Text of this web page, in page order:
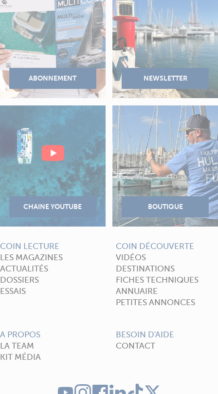
COIN LECTURE
LES MAGAZINES
ACTUALITÉS
DOSSIERS
ESSAIS
COIN DÉCOUVERTE
VIDÉOS
DESTINATIONS
FICHES TECHNIQUES
ANNUAIRE
PETITES ANNONCES
A PROPOS
LA TEAM
KIT MÉDIA
BESOIN D'AIDE
CONTACT